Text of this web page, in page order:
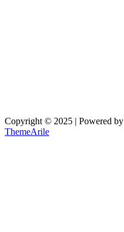
Copyright © 2025 | Powered by
ThemeArile